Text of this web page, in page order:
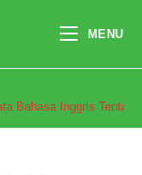
MENU
Bahasa Inggris